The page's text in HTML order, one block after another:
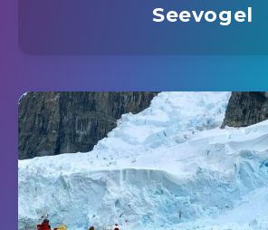
Seevogel